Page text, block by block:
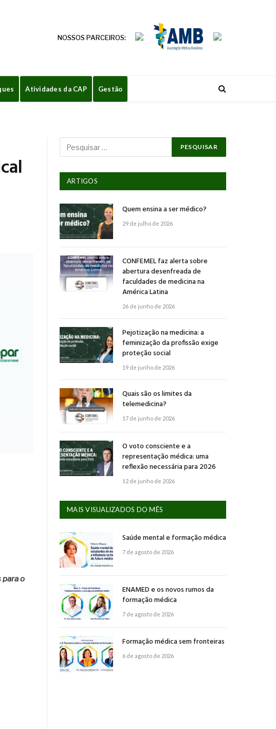
NOSSOS PARCEIROS:
Atividades da CAP Gestão
para o
ARTIGOS
Quem ensina a ser médico?
29 de julho de 2026
CONFEMEL faz alerta sobre
abertura desenfreada de
faculdades de medicina na
América Latina
26 de junho de 2026
Pejotização na medicina: a
feminização da profissão exige
proteção social
19 de junho de 2026
Quais são os limites da
telemedicina?
17 de junho de 2026
O voto consciente e a
representação médica: uma
reflexão necessária para 2026
12 de junho de 2026
MAIS VISUALIZADOS DO MÊS
Saúde mental e formação médica
7 de agosto de 2026
ENAMED e os novos rumos da
formação médica
7 de agosto de 2026
Formação médica sem fronteiras
6 de agosto de 2026